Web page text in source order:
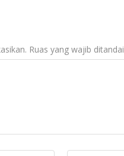
Ruas yang wajib ditandai